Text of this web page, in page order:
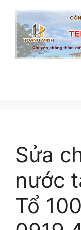
dung
Sửa
nước
Tổ